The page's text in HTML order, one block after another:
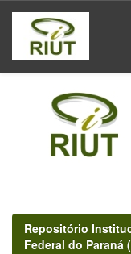
Skip
navigation
Repositório
Federal do Paraná